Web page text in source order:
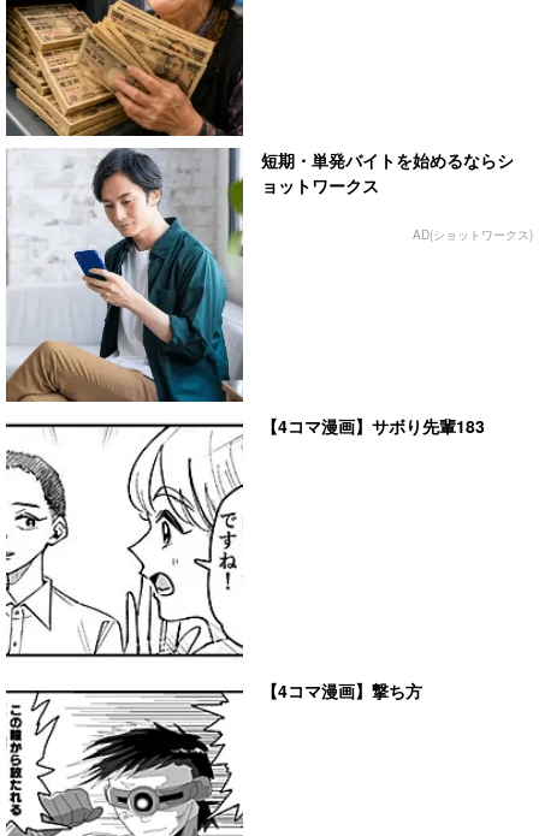
短期・単発バイトを始めるならシ
ョットワークス
AD(ショットワークス)
【4コマ漫画】サボり先輩183
【4コマ漫画】撃ち方